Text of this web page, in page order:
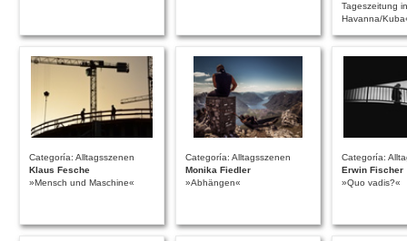
Tageszeitung in
Havanna/
Categoría: Alltagsszenen
Klaus Fesche
»Mensch und Maschine«
Categoría: Alltagsszenen
Monika Fiedler
»Abhängen«
Categoría:
Erwin Fischer
»Quo vadis?«